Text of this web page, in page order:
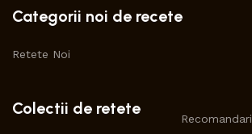
Categorii noi de recete
Retete Noi
Colectii de retete
Recomandari